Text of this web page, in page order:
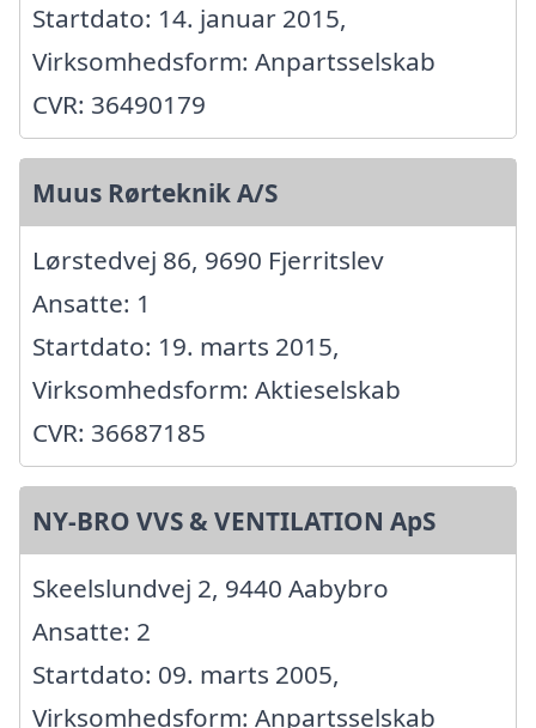
Startdato: 14. januar 2015,
Virksomhedsform: Anpartsselskab
CVR: 36490179
Muus Rørteknik A/S
Lørstedvej 86, 9690 Fjerritslev
Ansatte: 1
Startdato: 19. marts 2015,
Virksomhedsform: Aktieselskab
CVR: 36687185
NY-BRO VVS & VENTILATION ApS
Skeelslundvej 2, 9440 Aabybro
Ansatte: 2
Startdato: 09. marts 2005,
Virksomhedsform: Anpartsselskab